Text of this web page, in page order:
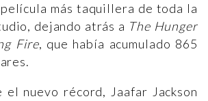
más taquillera de toda la
dejando atrás a The Hunger
Fire, que había acumulado 865
el nuevo récord, Jaafar Jackson